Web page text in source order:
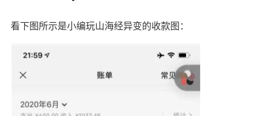
看下图所示是小编玩山海经异变的收款图：